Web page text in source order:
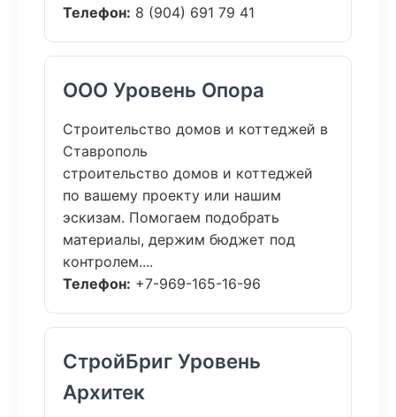
Телефон: 8 (904) 691 79 41
ООО Уровень Опора
Строительство домов и коттеджей в
Ставрополь
строительство домов и коттеджей
по вашему проекту или нашим
эскизам. Помогаем подобрать
материалы, держим бюджет под
контролем....
Телефон: +7-969-165-16-96
СтройБриг Уровень
Архитек